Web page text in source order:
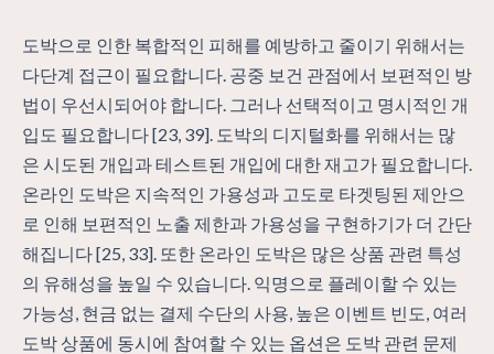
도박으로 인한 복합적인 피해를 예방하고 줄이기 위해서는
다단계 접근이 필요합니다. 공중 보건 관점에서 보편적인 방
법이 우선시되어야 합니다. 그러나 선택적이고 명시적인 개
입도 필요합니다 [23, 39]. 도박의 디지털화를 위해서는 많
은 시도된 개입과 테스트된 개입에 대한 재고가 필요합니다.
온라인 도박은 지속적인 가용성과 고도로 타겟팅된 제안으
로 인해 보편적인 노출 제한과 가용성을 구현하기가 더 간단
해집니다 [25, 33]. 또한 온라인 도박은 많은 상품 관련 특성
의 유해성을 높일 수 있습니다. 익명으로 플레이할 수 있는
가능성, 현금 없는 결제 수단의 사용, 높은 이벤트 빈도, 여러
도박 상품에 동시에 참여할 수 있는 옵션은 도박 관련 문제